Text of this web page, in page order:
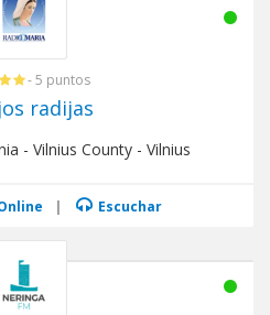
- 5 puntos
radijas
- Vilnius County - Vilnius
| Escuchar